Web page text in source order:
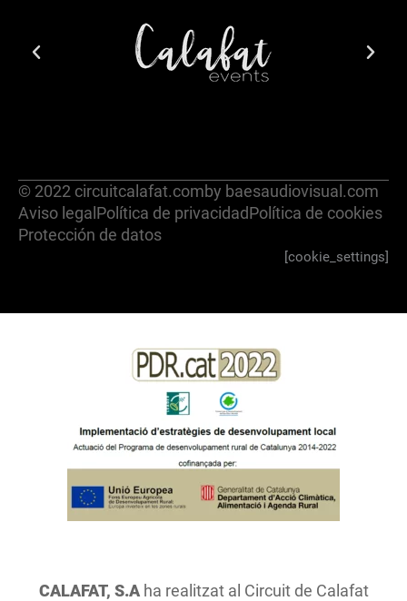
© 2022 circuitcalafat.comby baesaudiovisual.com
Aviso legalPolítica de privacidadPolítica de cookies
Protección de datos
[cookie_settings]
CALAFAT, S.Aha realitzat al Circuit de Calafat